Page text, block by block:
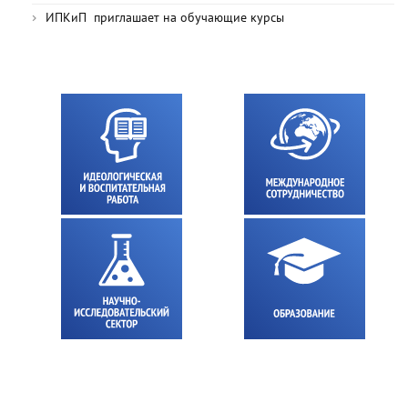
ИПКиП приглашает на обучающие курсы